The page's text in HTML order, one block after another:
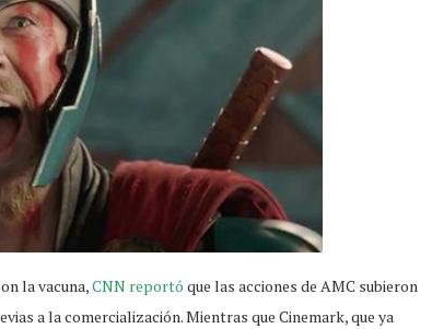
la vacuna,CNN reportó que las acciones de AMC subieron
a la comercialización. Mientras que Cinemark, que ya